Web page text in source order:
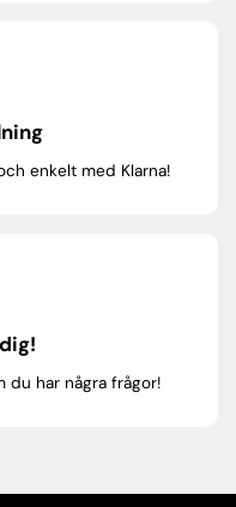
enkelt med Klarna!
du har några frågor!